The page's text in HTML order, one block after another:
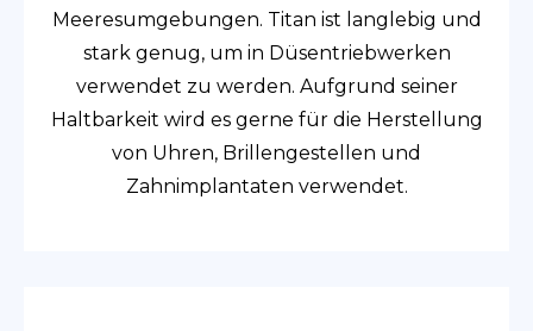
Meeresumgebungen. Titan ist langlebig und
stark genug, um in Düsentriebwerken
verwendet zu werden. Aufgrund seiner
Haltbarkeit wird es gerne für die Herstellung
von Uhren, Brillengestellen und
Zahnimplantaten verwendet.